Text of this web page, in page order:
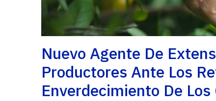
Nuevo Agente De
Productores Ante Los
Enverdecimiento De